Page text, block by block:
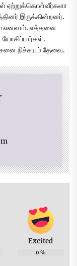
ஏற்றுக்கொள்வீர்களா
இருக்கின்றனர்.
எனலாம். எத்தனை
நிச்சயம் தேவை.
Excited
0 %